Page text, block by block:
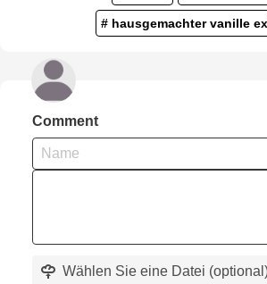
# hausgemachter vanille
Comment
Wählen Sie eine Datei